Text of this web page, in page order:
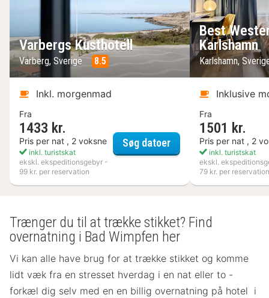
Varbergs Kusthotell
Varberg, Sverige 8.5
Inkl. morgenmad
Fra
1433 kr.
Pris per nat , 2 voksne
inkl. turistskat
ekskl. ekspeditionsgebyr -
99 kr. per reservation
Søg datoerVarbergs Kusthotell
Best
Karlshamn
Karlshamn,
Inklusive
Fra
1501 kr.
Pris per nat , 2
inkl. turistskat
ekskl.
79 kr. per reservation
Trænger du til at trække stikket? Find
overnatning i Bad Wimpfen her
Vi kan alle have brug for at trække stikket og komme
lidt væk fra en stresset hverdag i en nat eller to -
forkæl dig selv med en en billig overnatning på hotel i